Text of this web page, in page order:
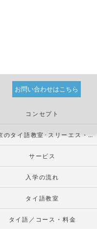
お問い合わせはこちら
コンセプト
東京のタイ語教室･スリーエス・エデュケーションの評判
サービス
入学の流れ
タイ語教室
タイ語／コース・料金